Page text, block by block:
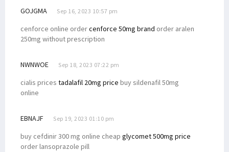
GOJGMA Sep 16, 2023 10:57 pm
cenforce online ordercenforce 50mg brand order aralen
250mg without prescription
NWNWOE Sep 18, 2023 07:22 pm
cialis prices tadalafil 20mg price buy sildenafil 50mg
online
EBNAJF Sep 19, 2023 01:10 pm
buy cefdinir 300 mg online cheap glycomet 500mg price
order lansoprazole pill